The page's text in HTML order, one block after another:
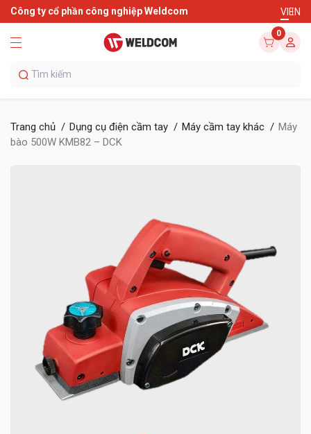
Công ty cổ phần công nghiệp Weldcom VIEN
0
Trang chủ Dụng cụ điện cầm tay Máy cầm tay khác
Máy
bào 500W KMB82 – DCK